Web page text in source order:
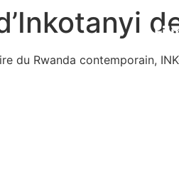
du Rwanda contemporain,